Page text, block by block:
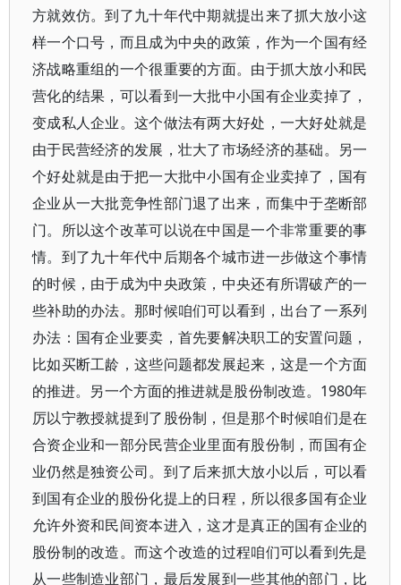
方就效仿。到了九十年代中期就提出来了抓大放小这
样一个口号，而且成为中央的政策，作为一个国有经
济战略重组的一个很重要的方面。由于抓大放小和民
营化的结果，可以看到一大批中小国有企业卖掉了，
变成私人企业。这个做法有两大好处，一大好处就是
由于民营经济的发展，壮大了市场经济的基础。另一
个好处就是由于把一大批中小国有企业卖掉了，国有
企业从一大批竞争性部门退了出来，而集中于垄断部
门。所以这个改革可以说在中国是一个非常重要的事
情。到了九十年代中后期各个城市进一步做这个事情
的时候，由于成为中央政策，中央还有所谓破产的一
些补助的办法。那时候咱们可以看到，出台了一系列
办法：国有企业要卖，首先要解决职工的安置问题，
比如买断工龄，这些问题都发展起来，这是一个方面
的推进。另一个方面的推进就是股份制改造。1980年
厉以宁教授就提到了股份制，但是那个时候咱们是在
合资企业和一部分民营企业里面有股份制，而国有企
业仍然是独资公司。到了后来抓大放小以后，可以看
到国有企业的股份化提上的日程，所以很多国有企业
允许外资和民间资本进入，这才是真正的国有企业的
股份制的改造。而这个改造的过程咱们可以看到先是
从一些制造业部门，最后发展到一些其他的部门，比